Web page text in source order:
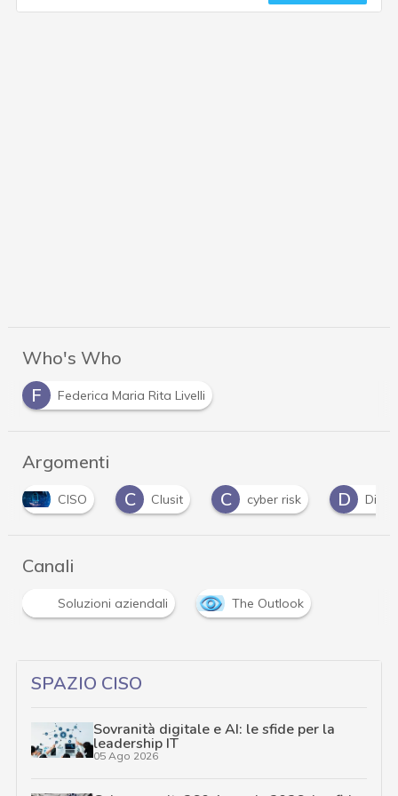
Who's Who
F
Federica Maria Rita Livelli
Argomenti
CISO C Clusit C cyber risk D
Canali
Soluzioni aziendali The Outlook
SPAZIO CISO
Sovranità digitale e AI: le sfide per la
leadership IT
05 Ago 2026